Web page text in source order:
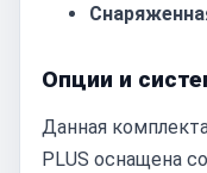
Опции и
Данная
PLUS оснащена